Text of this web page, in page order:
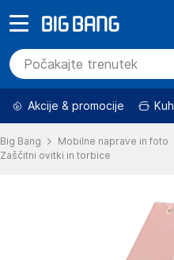
Akcije & promocije
Big Bang Mobilne naprave in foto
Zaščitni ovitki in torbice